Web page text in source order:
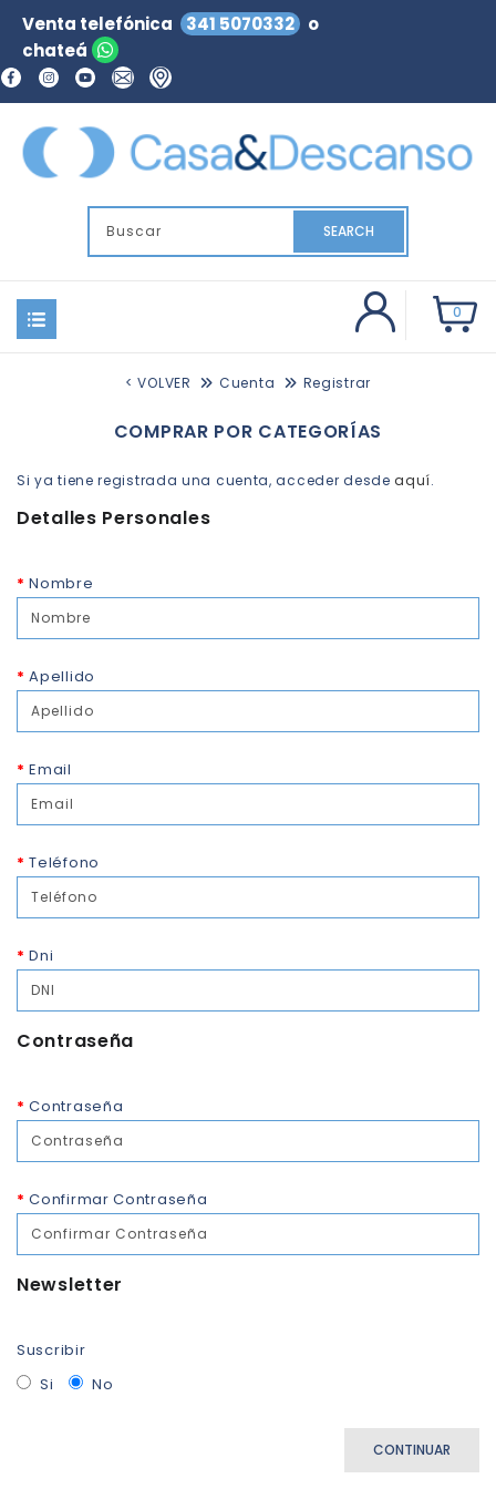
Venta telefónica 341 5070332
o
chateá
SEARCH
0
< VOLVER Cuenta Registrar
COMPRAR POR CATEGORÍAS
Si ya tiene registrada una cuenta, acceder desdeaquí.
Detalles Personales
Nombre
Apellido
Email
Teléfono
Dni
Contraseña
Contraseña
Confirmar Contraseña
Newsletter
Suscribir
Si
No